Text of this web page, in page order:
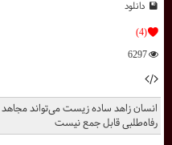
انسان زاهد ساده زیست می‌تواند مجاهد
رفاه‌طلبی قابل جمع نیست
دانلود
(4)
6297